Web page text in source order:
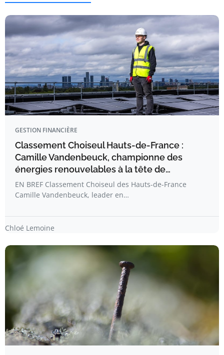
GESTION FINANCIÈRE
Classement Choiseul Hauts-de-France :
Camille Vandenbeuck, championne des
énergies renouvelables à la tête de…
EN BREF Classement Choiseul des Hauts-de-France
Camille Vandenbeuck, leader en…
Chloé Lemoine